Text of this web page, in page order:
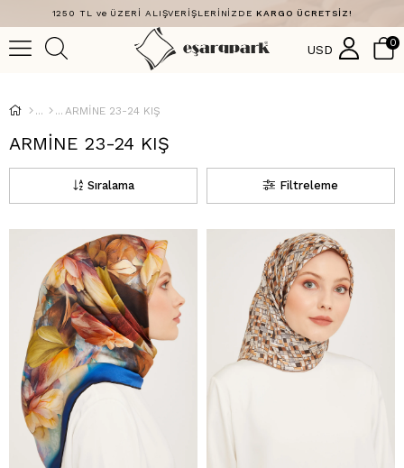
1250 TL ve ÜZERİ ALIŞVERİŞLERİNİZDE KARGO ÜCRETSİZ!
USD 0
ARMİNE 23-24 KIŞ
ARMİNE 23-24 KIŞ
Filtreleme
Sıralama